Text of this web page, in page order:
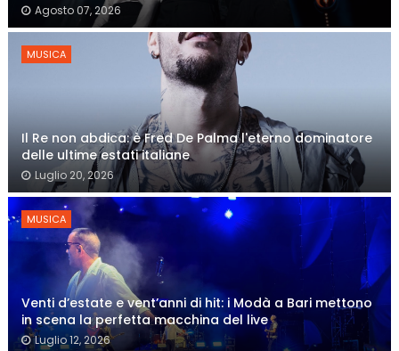
Agosto 07, 2026
MUSICA
Il Re non abdica: è Fred De Palma l'eterno dominatore
delle ultime estati italiane
Luglio 20, 2026
MUSICA
Venti d’estate e vent’anni di hit: i Modà a Bari mettono
in scena la perfetta macchina del live
Luglio 12, 2026